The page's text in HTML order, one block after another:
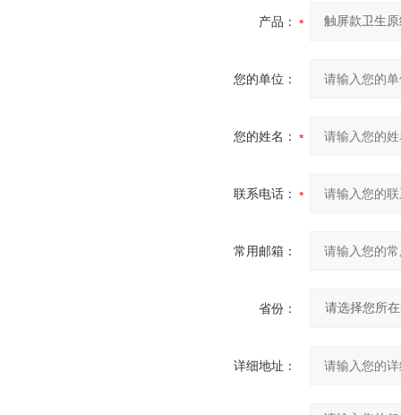
产品：
您的单位：
您的姓名：
联系电话：
常用邮箱：
省份：
详细地址：